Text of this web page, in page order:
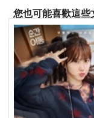
您也可能喜歡這些